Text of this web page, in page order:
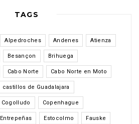
TAGS
Alpedroches Andenes Atienza
Besançon Brihuega
Cabo Norte Cabo Norte en Moto
castillos de Guadalajara
Cogolludo Copenhague
Entrepeñas Estocolmo Fauske